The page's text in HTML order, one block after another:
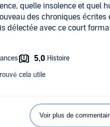
quelle insolence et quel
des chroniques écrites
délectée avec ce court
Voir plus de